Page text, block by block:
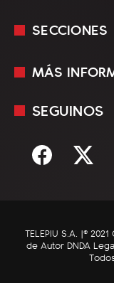
SECCIONES
En Vivo
Sociedad
C5N Autos
RatingCero
MÁS
Mediakit
Términos y
SEGUINOS
TELEPIU S.A. |©
de Autor DNDA